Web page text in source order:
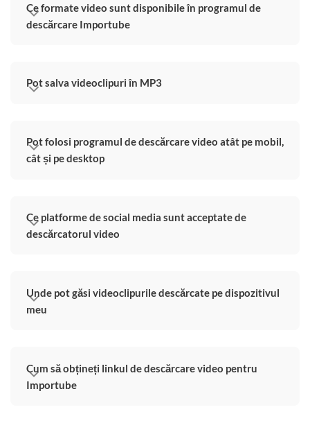
Ce formate video sunt disponibile în programul de
descărcare Importube
Pot salva videoclipuri în MP3
Pot folosi programul de descărcare video atât pe mobil,
cât și pe desktop
Ce platforme de social media sunt acceptate de
descărcatorul video
Unde pot găsi videoclipurile descărcate pe dispozitivul
meu
Cum să obțineți linkul de descărcare video pentru
Importube